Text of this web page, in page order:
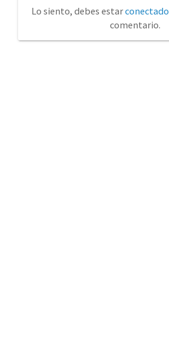
Lo siento, debes estarconectado
comentario.